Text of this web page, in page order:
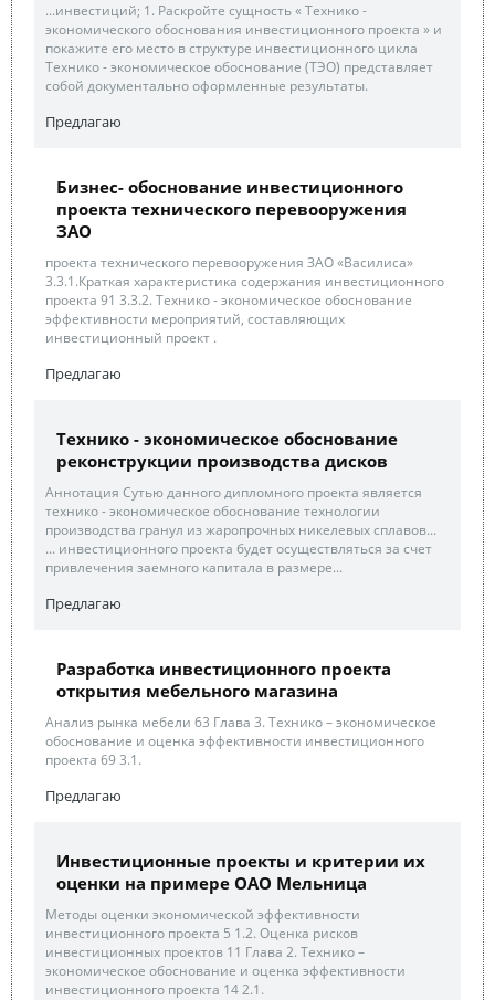
...инвестиций; 1. Раскройте сущность « Технико -
экономического обоснования инвестиционного проекта » и
покажите его место в структуре инвестиционного цикла
Технико - экономическое обоснование (ТЭО) представляет
собой документально оформленные результаты.
Предлагаю
Бизнес- обоснование инвестиционного
проекта технического перевооружения
ЗАО
проекта технического перевооружения ЗАО «Василиса»
3.3.1.Краткая характеристика содержания инвестиционного
проекта 91 3.3.2. Технико - экономическое обоснование
эффективности мероприятий, составляющих
инвестиционный проект .
Предлагаю
Технико - экономическое обоснование
реконструкции производства дисков
Аннотация Сутью данного дипломного проекта является
технико - экономическое обоснование технологии
производства гранул из жаропрочных никелевых сплавов...
... инвестиционного проекта будет осуществляться за счет
привлечения заемного капитала в размере...
Предлагаю
Разработка инвестиционного проекта
открытия мебельного магазина
Анализ рынка мебели 63 Глава 3. Технико – экономическое
обоснование и оценка эффективности инвестиционного
проекта 69 3.1.
Предлагаю
Инвестиционные проекты и критерии их
оценки на примере ОАО Мельница
Методы оценки экономической эффективности
инвестиционного проекта 5 1.2. Оценка рисков
инвестиционных проектов 11 Глава 2. Технико –
экономическое обоснование и оценка эффективности
инвестиционного проекта 14 2.1.